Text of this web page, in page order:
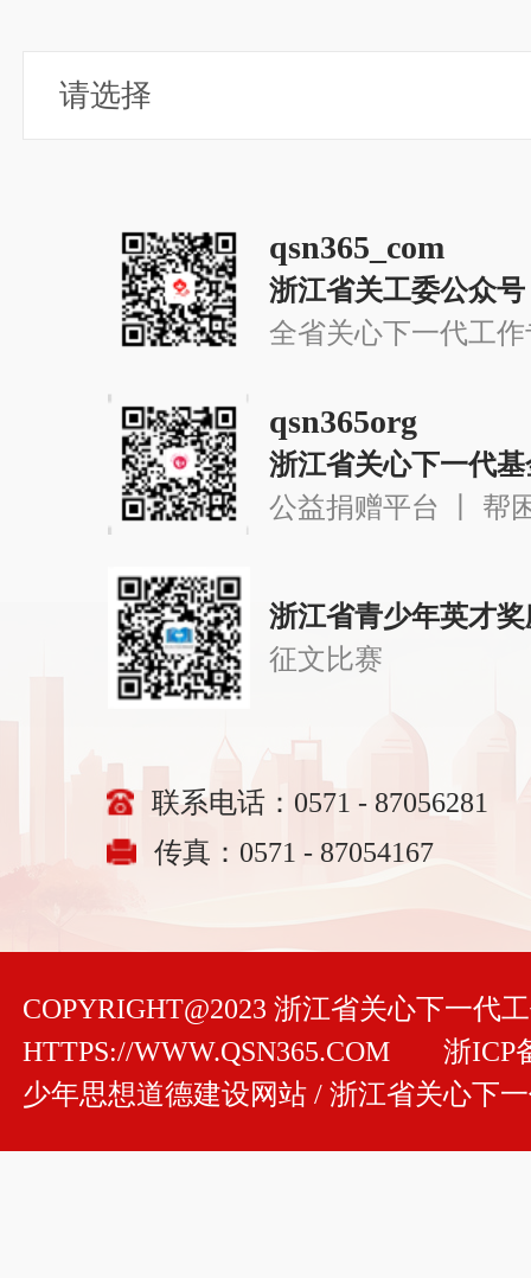
qsn365_com
浙江省关工委公众号
全省关心下一代工
qsn365org
浙江省关心下一代
公益捐赠平台 丨 帮
浙江省青少年英才
征文比赛
联系电话：0571 - 87056281
传真：0571 - 87054167
COPYRIGHT@2023 浙江省关心下一代
HTTPS://WWW.QSN365.COM
浙ICP
少年思想道德建设网站 / 浙江省关心下